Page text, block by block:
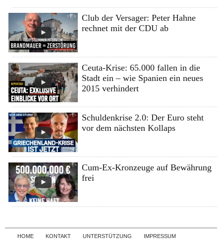
Club der Versager: Peter Hahne
rechnet mit der CDU ab
Ceuta-Krise: 65.000 fallen in die
Stadt ein – wie Spanien ein neues
2015 verhindert
Schuldenkrise 2.0: Der Euro steht
vor dem nächsten Kollaps
Cum-Ex-Kronzeuge auf Bewährung
frei
Skip to content
HOME KONTAKT UNTERSTÜTZUNG IMPRESSUM